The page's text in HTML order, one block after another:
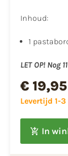
Inhoud:
1
LET OP! Nog
€ 19,95
Levertijd 1-
In